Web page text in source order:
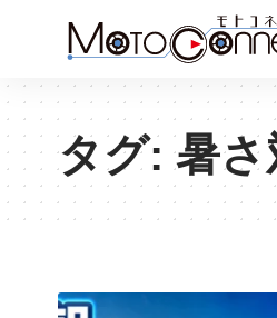
タグ:暑さ